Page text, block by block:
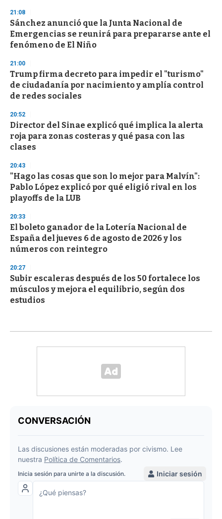
d
s
21:08
Sánchez anunció que la Junta Nacional de
Emergencias se reunirá para prepararse ante el
fenómeno de El Niño
21:00
Trump firma decreto para impedir el "turismo"
de ciudadanía por nacimiento y amplía control
de redes sociales
20:52
Director del Sinae explicó qué implica la alerta
roja para zonas costeras y qué pasa con las
clases
20:43
"Hago las cosas que son lo mejor para Malvín":
Pablo López explicó por qué eligió rival en los
playoffs de la LUB
20:33
El boleto ganador de la Lotería Nacional de
España del jueves 6 de agosto de 2026 y los
números con reintegro
20:27
Subir escaleras después de los 50 fortalece los
músculos y mejora el equilibrio, según dos
estudios